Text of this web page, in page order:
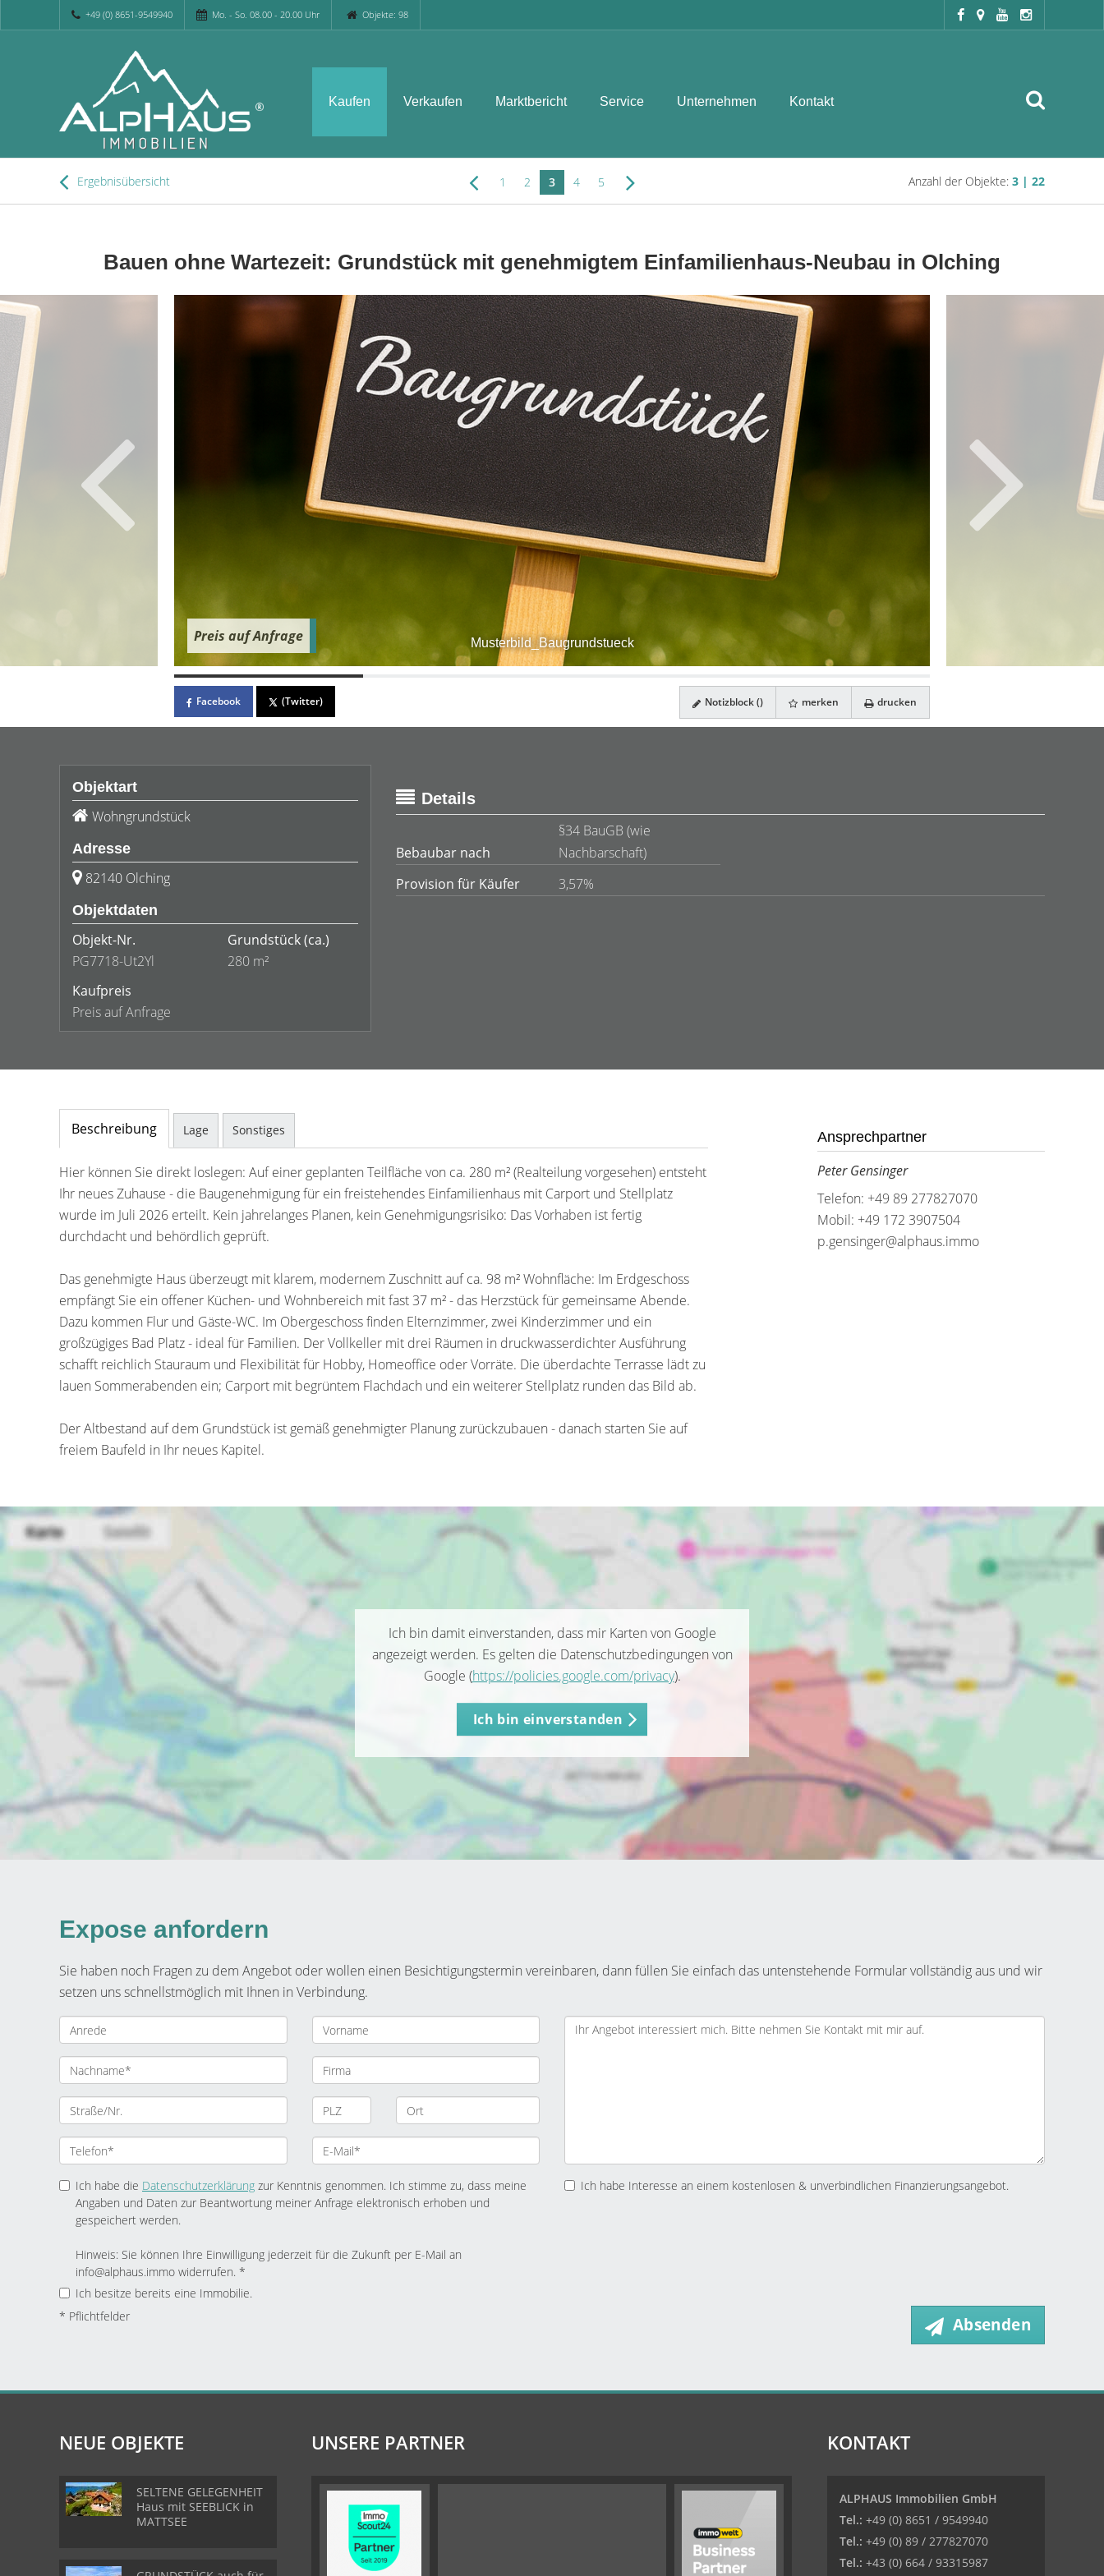
+49 (0) 8651-9549940 Mo. - So. 08.00 - 20.00 Uhr Objekte: 98
Kaufen Verkaufen Marktbericht Service Unternehmen Kontakt
Ergebnisübersicht 1 2 3 4 5 Anzahl der Objekte: 3 | 22
Bauen ohne Wartezeit: Grundstück mit genehmigtem Einfamilienhaus-Neubau in Olching
Musterbild_Baugrundstueck
Preis auf Anfrage
Facebook (Twitter) Notizblock () merken drucken
Objektart
Wohngrundstück
Adresse
82140 Olching
Objektdaten
Objekt-Nr.
PG7718-Ut2Yl
Grundstück(ca.)
280 m²
Kaufpreis
Preis auf Anfrage
Details
Bebaubar nach
§34 BauGB (wie
Nachbarschaft)
Provision für Käufer
3,57%
Beschreibung Lage Sonstiges
Hier können Sie direkt loslegen: Auf einer geplanten Teilfläche von ca. 280 m² (Realteilung vorgesehen) entsteht
Ihr neues Zuhause - die Baugenehmigung für ein freistehendes Einfamilienhaus mit Carport und Stellplatz
wurde im Juli 2026 erteilt. Kein jahrelanges Planen, kein Genehmigungsrisiko: Das Vorhaben ist fertig
durchdacht und behördlich geprüft.
Das genehmigte Haus überzeugt mit klarem, modernem Zuschnitt auf ca. 98 m² Wohnfläche: Im Erdgeschoss
empfängt Sie ein offener Küchen- und Wohnbereich mit fast 37 m² - das Herzstück für gemeinsame Abende.
Dazu kommen Flur und Gäste-WC. Im Obergeschoss finden Elternzimmer, zwei Kinderzimmer und ein
großzügiges Bad Platz - ideal für Familien. Der Vollkeller mit drei Räumen in druckwasserdichter Ausführung
schafft reichlich Stauraum und Flexibilität für Hobby, Homeoffice oder Vorräte. Die überdachte Terrasse lädt zu
lauen Sommerabenden ein; Carport mit begrüntem Flachdach und ein weiterer Stellplatz runden das Bild ab.
Der Altbestand auf dem Grundstück ist gemäß genehmigter Planung zurückzubauen - danach starten Sie auf
freiem Baufeld in Ihr neues Kapitel.
Ansprechpartner
Peter Gensinger
Telefon: +49 89 277827070
Mobil: +49 172 3907504
p.gensinger@alphaus.immo
Ich bin damit einverstanden, dass mir Karten von Google
angezeigt werden. Es gelten die Datenschutzbedingungen von
Google (https://policies.google.com/privacy).
Ich bin einverstanden
Expose anfordern
Sie haben noch Fragen zu dem Angebot oder wollen einen Besichtigungstermin vereinbaren, dann füllen Sie einfach das untenstehende Formular vollständig aus und wir
setzen uns schnellstmöglich mit Ihnen in Verbindung.
Ich habe die Datenschutzerklärung zur Kenntnis genommen. Ich stimme zu, dass meine
Angaben und Daten zur Beantwortung meiner Anfrage elektronisch erhoben und
gespeichert werden.
Hinweis: Sie können Ihre Einwilligung jederzeit für die Zukunft per E-Mail an
info@alphaus.immo widerrufen. *
Ich besitze bereits eine Immobilie.
Ich habe Interesse an einem kostenlosen & unverbindlichen Finanzierungsangebot.
* Pflichtfelder Absenden
NEUE OBJEKTE
SELTENE GELEGENHEIT
Haus mit SEEBLICK in
MATTSEE
UNSERE PARTNER KONTAKT
ALPHAUS Immobilien GmbH
Tel.: +49 (0) 8651 / 9549940
Tel.: +49 (0) 89 / 277827070
Tel.: +43 (0) 664 / 93315987